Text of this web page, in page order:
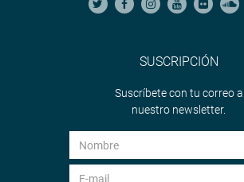
SUSCRIPCIÓN
Suscríbete con tu correo a
nuestro newsletter.